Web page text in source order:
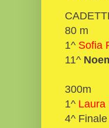
80 m
1^ Sofia
11^
300m
1^ Laura
4^ Finale